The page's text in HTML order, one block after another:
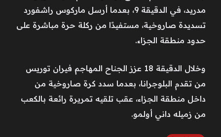
مدريد، في الدقيقة 9، بعدما أرسل ماركوس راشفورد
تسديدة صاروخية، مستفيدًا من ركلة حرة مباشرة على
حدود منطقة الجزاء.
وخلال الدقيقة 18 عزز الجناح المهاجم فيران توريس
من تقدم البلوجرانا، بعدما سدد كرة صاروخية من
داخل منطقة الجزاء، عقب تلقيه تمريرة رائعة بالكعب
من زميله داني أولمو.